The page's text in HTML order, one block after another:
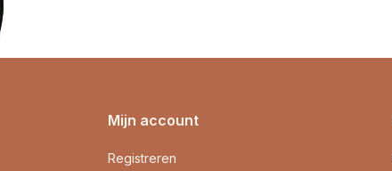
Mijn account
Registreren